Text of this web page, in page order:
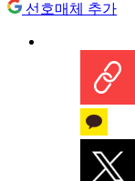
선호매체 추가